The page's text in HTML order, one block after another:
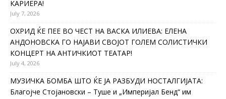
КАРИЕРА!
July 7, 2026
ОХРИД ЌЕ ПЕЕ ВО ЧЕСТ НА ВАСКА ИЛИЕВА: ЕЛЕНА
АНДОНОВСКА ГО НАЈАВИ СВОЈОТ ГОЛЕМ СОЛИСТИЧКИ
КОНЦЕРТ НА АНТИЧКИОТ ТЕАТАР!
July 4, 2026
МУЗИЧКА БОМБА ШТО ЌЕ ЈА РАЗБУДИ НОСТАЛГИЈАТА:
Благојче Стојановски – Туше и „Империјал Бенд“ им